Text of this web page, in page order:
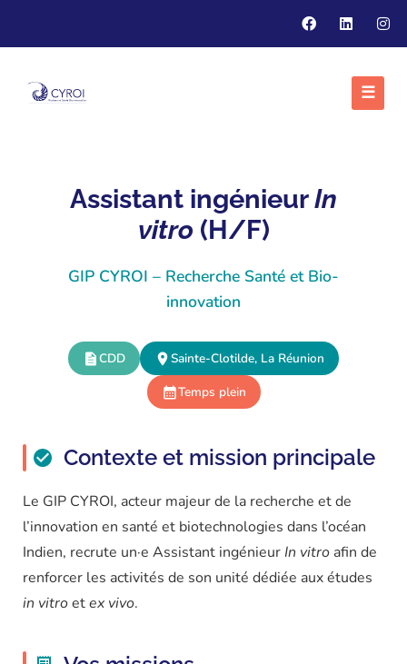
☰
Assistant ingénieurIn
vitro (H/F)
GIP CYROI – Recherche Santé et Bio-
innovation
CDD
Sainte-Clotilde, La Réunion
Temps plein
Contexte et mission principale
Le GIP CYROI, acteur majeur de la recherche et de
l’innovation en santé et biotechnologies dans l’océan
Indien, recrute un·e Assistant ingénieur In vitro afin de
renforcer les activités de son unité dédiée aux études
in vitroetex vivo.